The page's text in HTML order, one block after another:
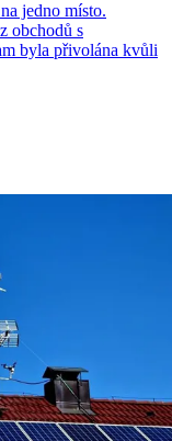
jedno místo.
obchodů s
byla přivolána kvůli